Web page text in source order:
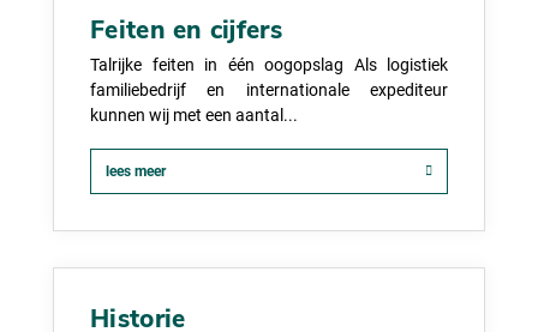
Feiten en cijfers
Talrijke feiten in één oogopslag Als logistiek
familiebedrijf en internationale expediteur
kunnen wij met een aantal...
lees meer
Historie